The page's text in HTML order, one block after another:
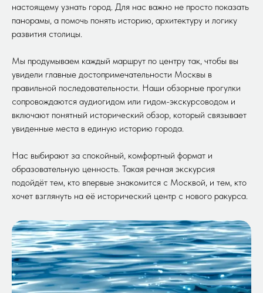
настоящему узнать город. Для нас важно не просто показать
панорамы, а помочь понять историю, архитектуру и логику
развития столицы.
Мы продумываем каждый маршрут по центру так, чтобы вы
увидели главные достопримечательности Москвы в
правильной последовательности. Наши обзорные прогулки
сопровождаются аудиогидом или гидом-экскурсоводом и
включают понятный исторический обзор, который связывает
увиденные места в единую историю города.
Нас выбирают за спокойный, комфортный формат и
образовательную ценность. Такая речная экскурсия
подойдёт тем, кто впервые знакомится с Москвой, и тем, кто
хочет взглянуть на её исторический центр с нового ракурса.